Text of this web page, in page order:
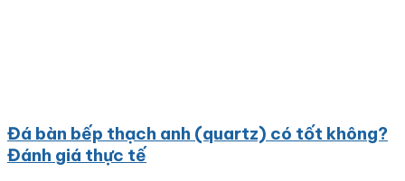
Đá bàn bếp thạch anh (quartz) có tốt không?
Đánh giá thực tế